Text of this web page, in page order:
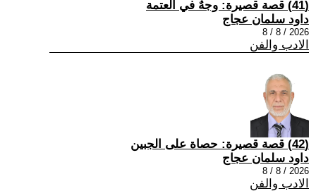
(41) قصة قصيرة: وجهٌ في العتمة
داود سلمان عجاج
2026 / 8 / 8
الادب والفن
(42) قصة قصيرة: حصاة على الجبين
داود سلمان عجاج
2026 / 8 / 8
الادب والفن